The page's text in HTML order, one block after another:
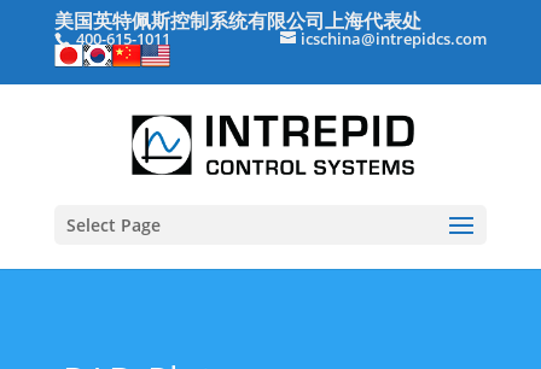
美国英特佩斯控制系统有限公司上海代表处
400-615-1011 icschina@intrepidcs.com
Select Page